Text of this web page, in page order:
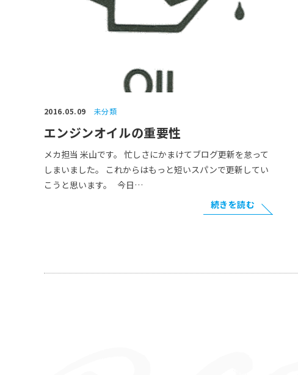
2016.05.09 未分類
エンジンオイルの重要性
メカ担当 米山です。 忙しさにかまけてブログ更新を怠って
しまいました。 これからはもっと短いスパンで更新してい
こうと思います。 今日…
続きを読む